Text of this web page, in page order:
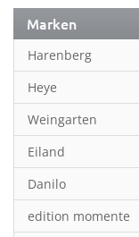
Marken
Harenberg
Heye
Weingarten
Eiland
Danilo
edition momente